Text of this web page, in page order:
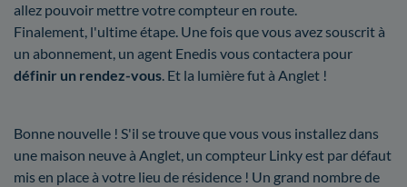
allez pouvoir mettre votre compteur en route.
Finalement, l'ultime étape. Une fois que vous avez souscrit à
un abonnement, un agent Enedis vous contactera pour
définir un rendez-vous. Et la lumière fut à Anglet !
Bonne nouvelle ! S'il se trouve que vous vous installez dans
une maison neuve à Anglet, un compteur Linky est par défaut
mis en place à votre lieu de résidence ! Un grand nombre de